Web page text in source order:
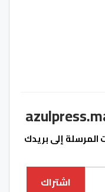
المرسلة إلى بريدك
اشتراك